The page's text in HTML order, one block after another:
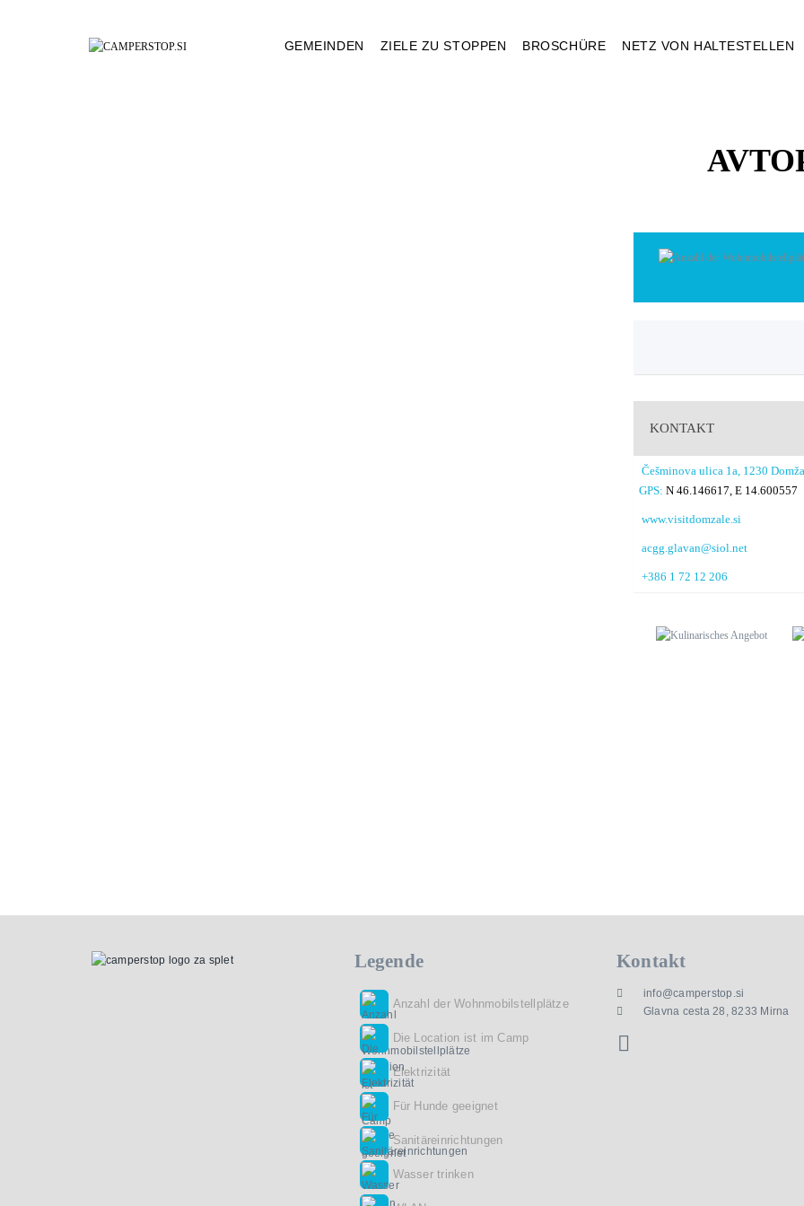
GEMEINDEN ZIELE ZU STOPPEN BROSCHÜRE NETZ VON HALTESTELLEN
KONTAKT
Češminova ulica 1a, 1230
GPS: N 46.146617, E 14.600557
www.visitdomzale.si
acgg.glavan@siol.net
+386 1 72 12 206
Legende
Anzahl der Wohnmobilstellplätze
Die Location ist im Camp
Elektrizität
Für Hunde geeignet
Sanitäreinrichtungen
Wasser trinken
Kontakt
info@camperstop.si
Glavna cesta 28, 8233 Mirna